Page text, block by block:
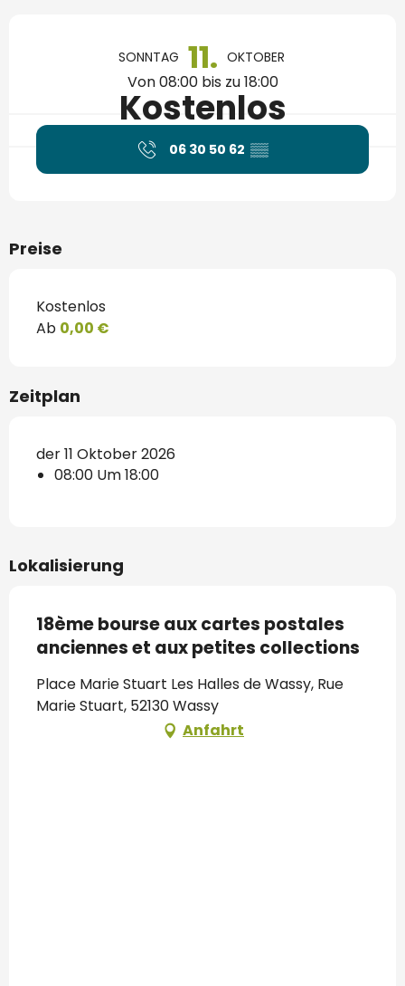
SONNTAG 11. OKTOBER
Von 08:00 bis zu 18:00
Kostenlos
06 30 50 62 ▒▒
Preise
Kostenlos
Ab 0,00 €
Zeitplan
der 11 Oktober 2026
08:00 Um 18:00
Lokalisierung
18ème bourse aux cartes postales
anciennes et aux petites collections
Place Marie Stuart Les Halles de Wassy, Rue
Marie Stuart, 52130 Wassy
Anfahrt